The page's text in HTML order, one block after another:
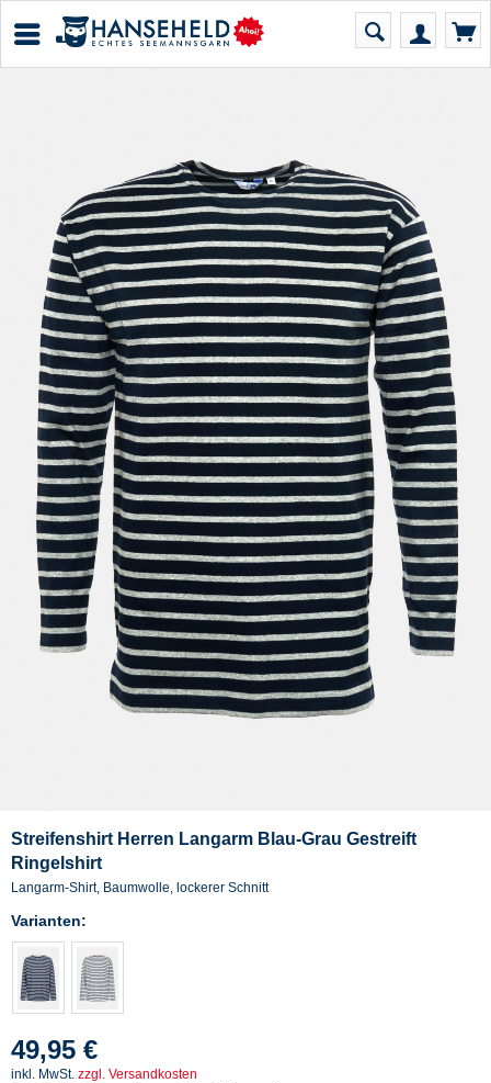
Streifenshirt Herren Langarm Blau-Grau Gestreift
Ringelshirt
Langarm-Shirt, Baumwolle, lockerer Schnitt
Varianten:
49,95 €
inkl. MwSt. zzgl. Versandkosten